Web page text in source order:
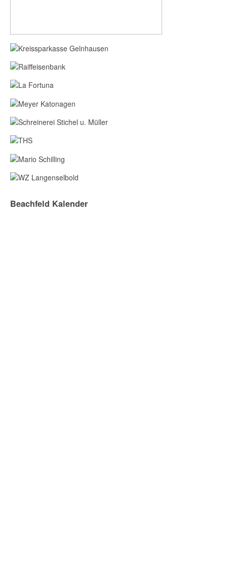
Beachfeld Kalender